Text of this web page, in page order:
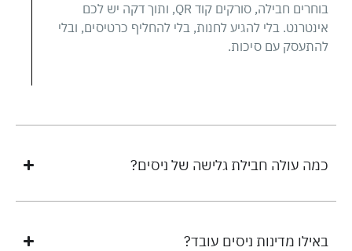
בוחרים חבילה, סורקים קוד QR, ותוך דקה יש לכם
אינטרנט. בלי להגיע לחנות, בלי להחליף כרטיסים, ובלי
להתעסק עם סיכות.
כמה עולה חבילת גלישה של ניסים?
באילו מדינות ניסים עובד?